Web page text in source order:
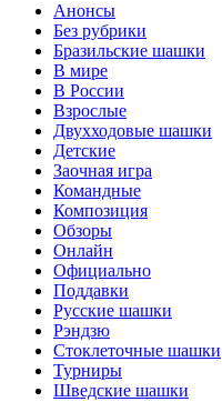
Анонсы
Без рубрики
Бразильские шашки
В мире
В России
Взрослые
Двухходовые шашки
Детские
Заочная игра
Командные
Композиция
Обзоры
Онлайн
Официально
Поддавки
Русские шашки
Рэндзю
Стоклеточные шашки
Турниры
Шведские шашки